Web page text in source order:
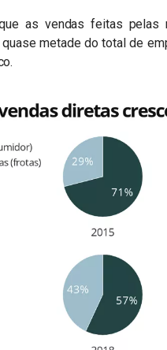
as vendas feitas pelas
metade do total de